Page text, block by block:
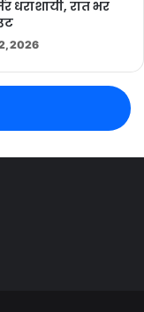
धराशायी, रात भर
2026